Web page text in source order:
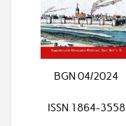
BGN 04/2024
ISSN 1864-3558